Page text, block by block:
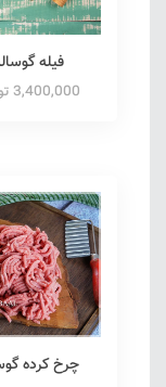
فیله
3,400,000 تومان
چرخ کرده